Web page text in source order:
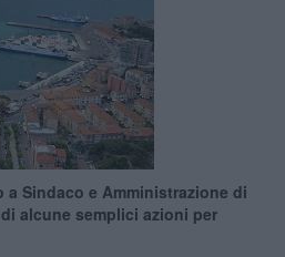
a Sindaco e Amministrazione di
alcune semplici azioni per